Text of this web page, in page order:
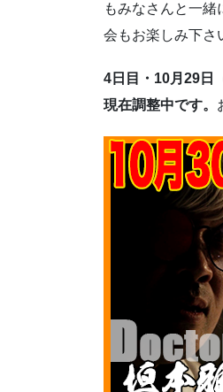
もみなさんと一
会もお楽しみ下さ
4日目・10月29日
現在調整中です。